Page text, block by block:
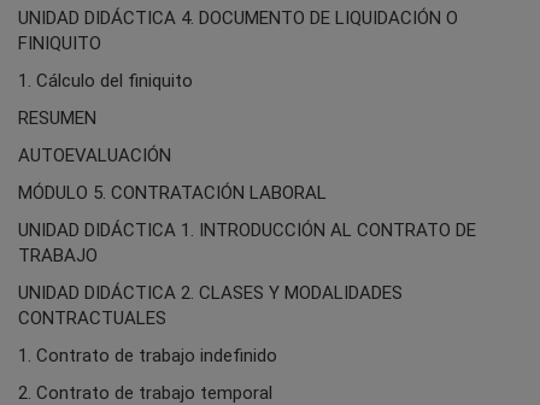
UNIDAD DIDÁCTICA 4. DOCUMENTO DE LIQUIDACIÓN O
FINIQUITO
1. Cálculo del finiquito
RESUMEN
AUTOEVALUACIÓN
MÓDULO 5. CONTRATACIÓN LABORAL
UNIDAD DIDÁCTICA 1. INTRODUCCIÓN AL CONTRATO DE
TRABAJO
UNIDAD DIDÁCTICA 2. CLASES Y MODALIDADES
CONTRACTUALES
1. Contrato de trabajo indefinido
2. Contrato de trabajo temporal